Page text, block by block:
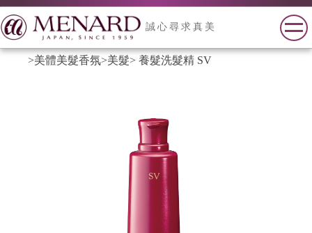
誠心尋求真美
>美體美髮香氛>美髮> 養髮洗髮精 SV